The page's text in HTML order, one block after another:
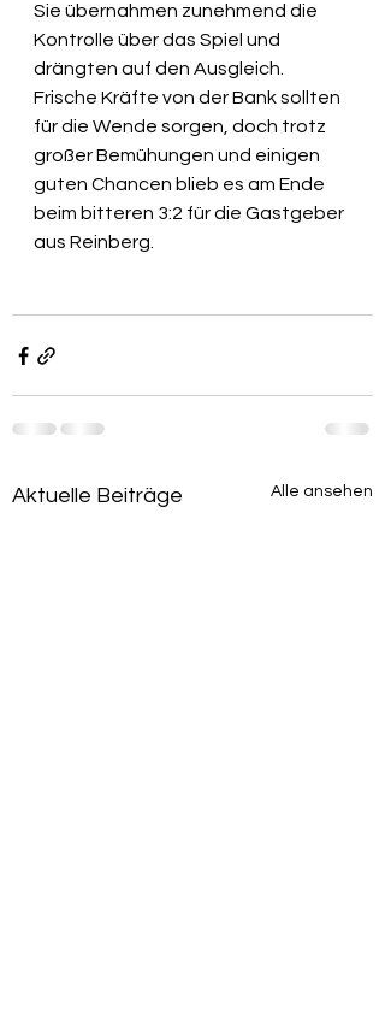
Sie übernahmen zunehmend die
Kontrolle über das Spiel und
drängten auf den Ausgleich.
Frische Kräfte von der Bank sollten
für die Wende sorgen, doch trotz
großer Bemühungen und einigen
guten Chancen blieb es am Ende
beim bitteren 3:2 für die Gastgeber
aus Reinberg.
Aktuelle Beiträge Alle ansehen